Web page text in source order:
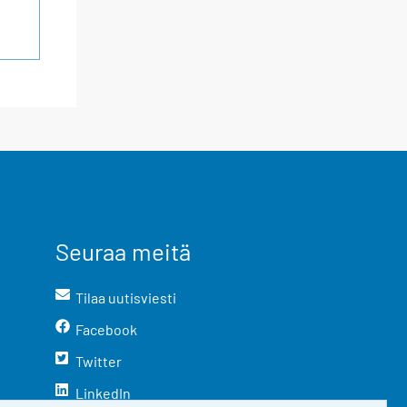
Seuraa meitä
Tilaa uutisviesti
Facebook
Twitter
LinkedIn